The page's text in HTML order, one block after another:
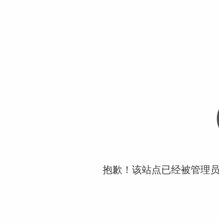
抱歉！该站点已经被管理